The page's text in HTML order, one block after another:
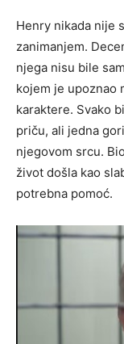
Henry nikada nije
zanimanjem.
njega nisu bile
kojem je upoznao
karaktere. Svako
priču, ali jedna
njegovom srcu.
život došla kao
potrebna pomoć.